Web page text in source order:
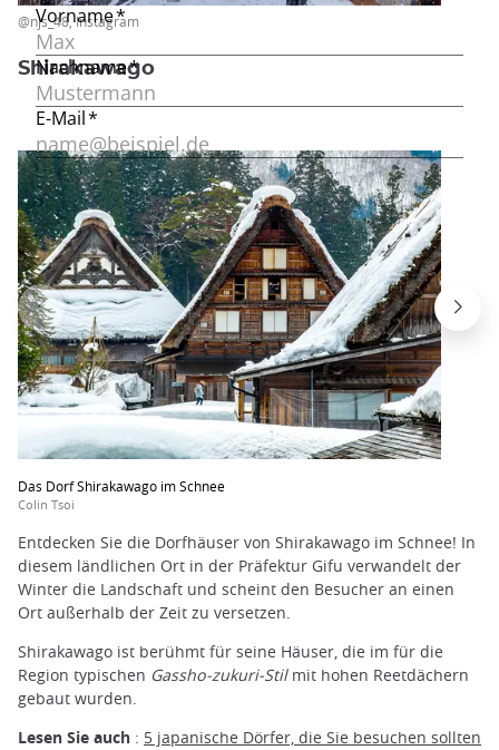
@njs_48, Instagram
Shirakawago
Das Dorf Shirakawago im Schnee
Colin Tsoi
Entdecken Sie die Dorfhäuser von Shirakawago im Schnee! In
diesem ländlichen Ort in der Präfektur Gifu verwandelt der
Winter die Landschaft und scheint den Besucher an einen
Ort außerhalb der Zeit zu versetzen.
Shirakawago ist berühmt für seine Häuser, die im für die
Region typischen Gassho-zukuri-Stil mit hohen Reetdächern
gebaut wurden.
Lesen Sie auch : 5 japanische Dörfer, die Sie besuchen sollten